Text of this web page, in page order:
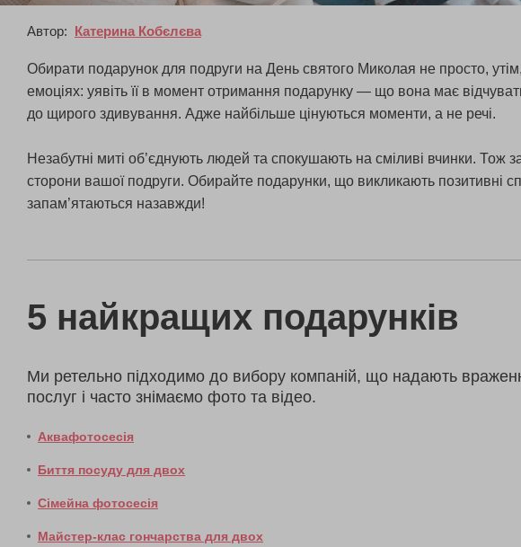
Автор: Катерина Кобєлєва
Обирати подарунок для подруги на День святого Миколая не просто,
емоціях: уявіть її в момент отримання подарунку — що вона має
до щирого здивування. Адже найбільше цінуються моменти, а не речі.
Незабутні миті об’єднують людей та спокушають на сміливі вчинки. Тож
сторони вашої подруги. Обирайте подарунки, що викликають позитивні
запам’ятаються назавжди!
5 найкращих подарунків
Ми ретельно підходимо до вибору компаній, що надають
послуг і часто знімаємо фото та відео.
Аквафотосесія
Биття посуду для двох
Сімейна фотосесія
Майстер-клас гончарства для двох